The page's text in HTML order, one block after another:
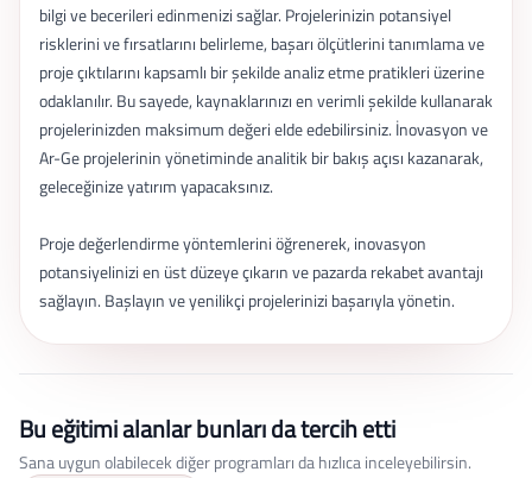
bilgi ve becerileri edinmenizi sağlar. Projelerinizin potansiyel
risklerini ve fırsatlarını belirleme, başarı ölçütlerini tanımlama ve
proje çıktılarını kapsamlı bir şekilde analiz etme pratikleri üzerine
odaklanılır. Bu sayede, kaynaklarınızı en verimli şekilde kullanarak
projelerinizden maksimum değeri elde edebilirsiniz. İnovasyon ve
Ar-Ge projelerinin yönetiminde analitik bir bakış açısı kazanarak,
geleceğinize yatırım yapacaksınız.
Proje değerlendirme yöntemlerini öğrenerek, inovasyon
potansiyelinizi en üst düzeye çıkarın ve pazarda rekabet avantajı
sağlayın. Başlayın ve yenilikçi projelerinizi başarıyla yönetin.
Bu eğitimi alanlar bunları da tercih etti
Sana uygun olabilecek diğer programları da hızlıca inceleyebilirsin.